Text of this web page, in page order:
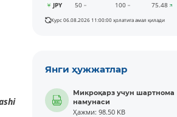
JPY
50 100 75.48
Курс 06.08.2026 11:00:00 ҳолатига амал қилади
Янги ҳужжатлар
Микроқарз учун шартнома
намунаси
Ҳажми: 98.50 KB